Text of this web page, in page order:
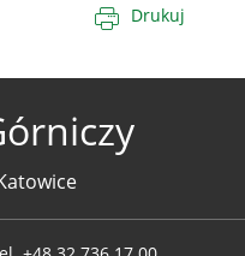
Drukuj